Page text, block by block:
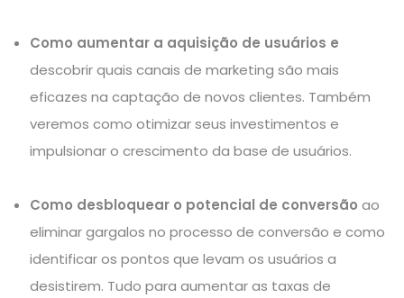
Como aumentar a aquisição de usuários e
descobrir quais canais de marketing são mais
eficazes na captação de novos clientes. Também
veremos como otimizar seus investimentos e
impulsionar o crescimento da base de usuários.
Como desbloquear o potencial de conversão ao
eliminar gargalos no processo de conversão e como
identificar os pontos que levam os usuários a
desistirem. Tudo para aumentar as taxas de